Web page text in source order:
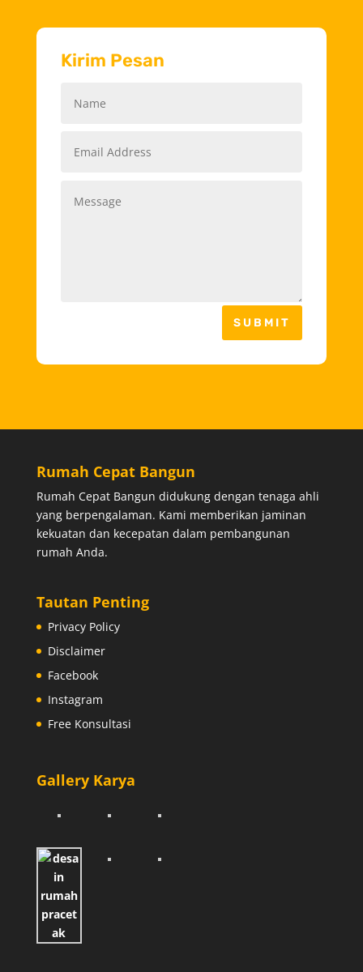
Kirim Pesan
SUBMIT
Rumah Cepat Bangun
Rumah Cepat Bangun didukung dengan tenaga ahli
yang berpengalaman. Kami memberikan jaminan
kekuatan dan kecepatan dalam pembangunan
rumah Anda.
Tautan Penting
Privacy Policy
Disclaimer
Facebook
Instagram
Free Konsultasi
Gallery Karya